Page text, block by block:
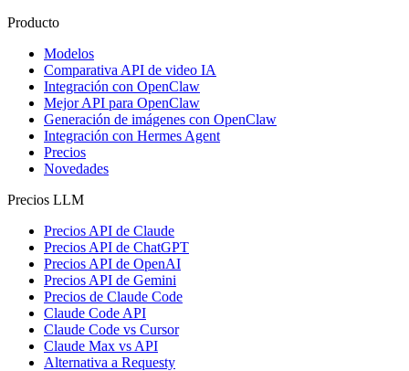
Producto
Modelos
Comparativa API de video IA
Integración con OpenClaw
Mejor API para OpenClaw
Generación de imágenes con OpenClaw
Integración con Hermes Agent
Precios
Novedades
Precios LLM
Precios API de Claude
Precios API de ChatGPT
Precios API de OpenAI
Precios API de Gemini
Precios de Claude Code
Claude Code API
Claude Code vs Cursor
Claude Max vs API
Alternativa a Requesty